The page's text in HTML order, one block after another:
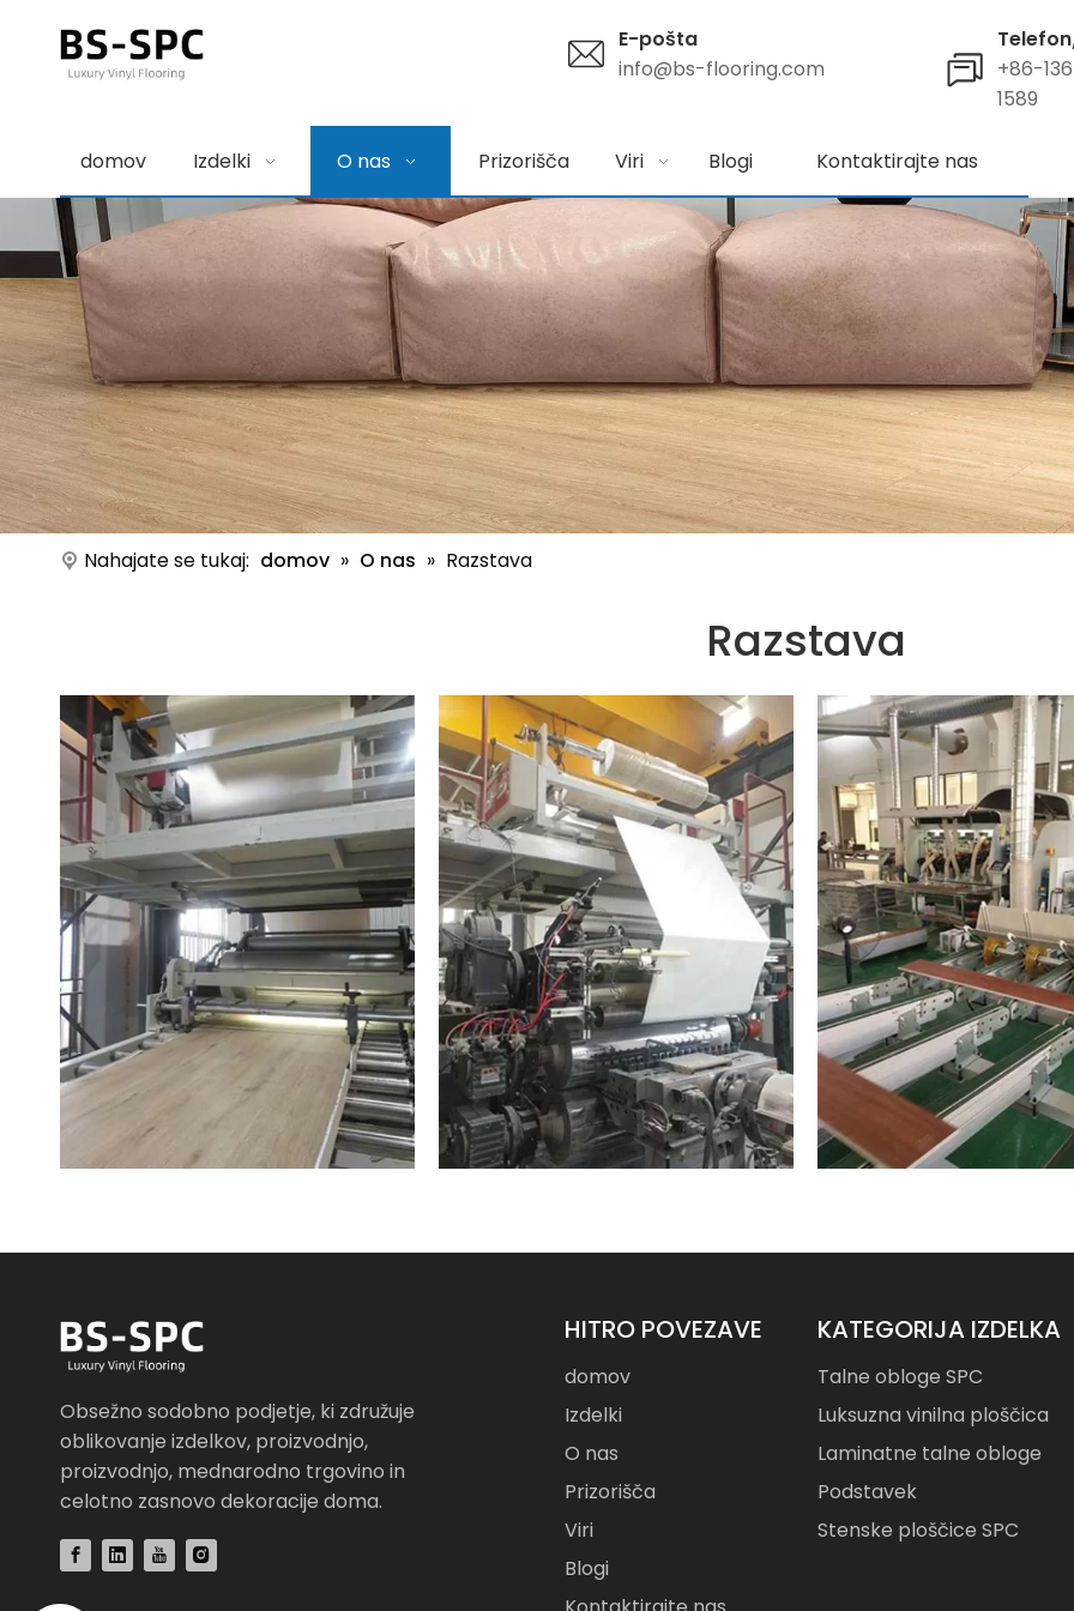
E-pošta
info@bs-flooring.com
+86-
1589
domov Izdelki O nas Prizorišča Viri Blogi Kontaktirajte nas
Nahajate se tukaj: domov » O nas » Razstava
Razstava
Obsežno sodobno podjetje, ki združuje
oblikovanje izdelkov, proizvodnjo,
proizvodnjo, mednarodno trgovino in
celotno zasnovo dekoracije doma.
HITRO POVEZAVE
domov
Izdelki
O nas
Prizorišča
Viri
Blogi
KATEGORIJA IZDELKA
Talne obloge SPC
Luksuzna vinilna ploščica
Laminatne talne obloge
Podstavek
Stenske ploščice SPC